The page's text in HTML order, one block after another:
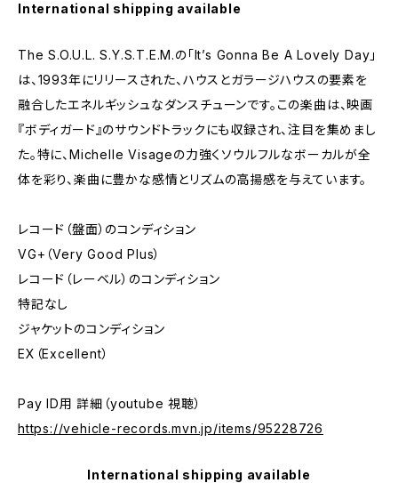
International shipping available
The S.O.U.L. S.Y.S.T.E.M.の「It’s Gonna Be A Lovely Day」
は、1993年にリリースされた、ハウスとガラージハウスの要素を
融合したエネルギッシュなダンスチューンです。この楽曲は、映画
『ボディガード』のサウンドトラックにも収録され、注目を集めまし
た。特に、Michelle Visageの力強くソウルフルなボーカルが全
体を彩り、楽曲に豊かな感情とリズムの高揚感を与えています。
レコード（盤面）のコンディション
VG+（Very Good Plus）
レコード（レーベル）のコンディション
特記なし
ジャケットのコンディション
EX（Excellent）
Pay ID用 詳細（youtube 視聴）
https://vehicle-records.mvn.jp/items/95228726
International shipping available